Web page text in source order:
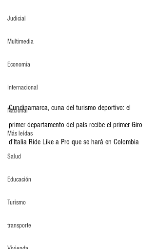
Judicial
Multimedia
Economia
Internacional
Nacional
Más leídas
Salud
Educación
Turismo
transporte
Cundinamarca, cuna del turismo deportivo: el
primer departamento del país recibe el primer Giro
d’Italia Ride Like a Pro que se hará en Colombia